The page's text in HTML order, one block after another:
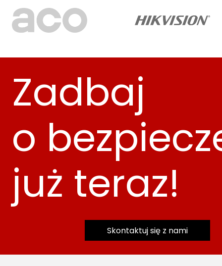
Zadbaj
o
już teraz!
Skontaktuj się z nami